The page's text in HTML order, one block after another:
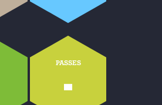
PASSES
-